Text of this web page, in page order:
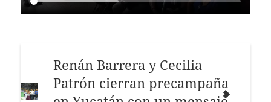
Renán Barrera y Cecilia
Patrón cierran precampaña